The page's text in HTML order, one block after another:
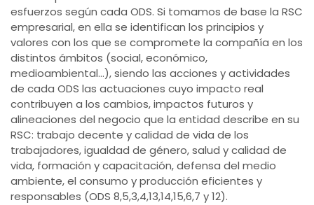
esfuerzos según cada ODS. Si tomamos de base la RSC
empresarial, en ella se identifican los principios y
valores con los que se compromete la compañía en los
distintos ámbitos (social, económico,
medioambiental…), siendo las acciones y actividades
de cada ODS las actuaciones cuyo impacto real
contribuyen a los cambios, impactos futuros y
alineaciones del negocio que la entidad describe en su
RSC: trabajo decente y calidad de vida de los
trabajadores, igualdad de género, salud y calidad de
vida, formación y capacitación, defensa del medio
ambiente, el consumo y producción eficientes y
responsables (ODS 8,5,3,4,13,14,15,6,7 y 12).